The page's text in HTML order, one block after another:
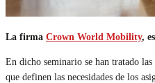
La firma Crown World Mobility,
En dicho seminario se han tratado
que definen las necesidades de los